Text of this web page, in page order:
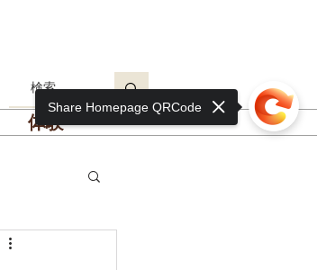
体験
Share Homepage QRCode